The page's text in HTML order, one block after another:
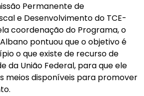
Permanente de
e Desenvolvimento do TCE-
coordenação do Programa, o
pontuou que o objetivo é
o que existe de recurso de
da União Federal, para que ele
meios disponíveis para promover